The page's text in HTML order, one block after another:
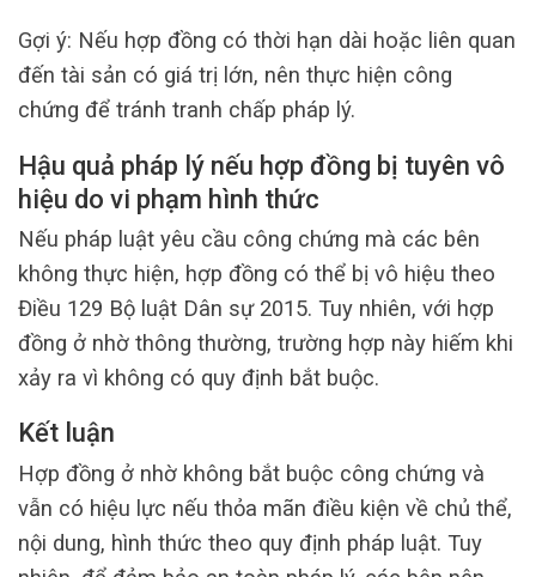
Gợi ý: Nếu hợp đồng có thời hạn dài hoặc liên quan
đến tài sản có giá trị lớn, nên thực hiện công
chứng để tránh tranh chấp pháp lý.
Hậu quả pháp lý nếu hợp đồng bị tuyên vô
hiệu do vi phạm hình thức
Nếu pháp luật yêu cầu công chứng mà các bên
không thực hiện, hợp đồng có thể bị vô hiệu theo
Điều 129 Bộ luật Dân sự 2015. Tuy nhiên, với hợp
đồng ở nhờ thông thường, trường hợp này hiếm khi
xảy ra vì không có quy định bắt buộc.
Kết luận
Hợp đồng ở nhờ không bắt buộc công chứng và
vẫn có hiệu lực nếu thỏa mãn điều kiện về chủ thể,
nội dung, hình thức theo quy định pháp luật. Tuy